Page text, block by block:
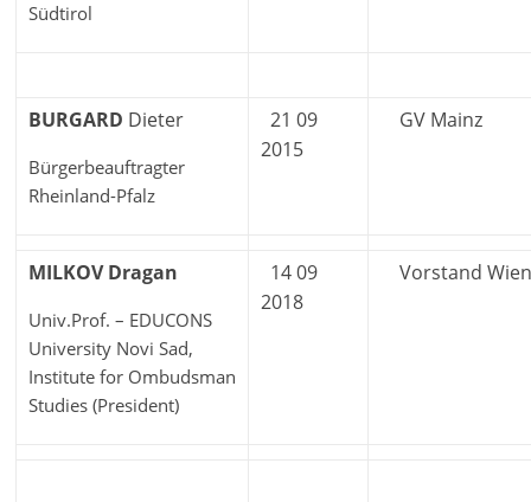
Südtirol
BURGARD Dieter
Bürgerbeauftragter
Rheinland-Pfalz
21 09
2015
GV Mainz
MILKOV Dragan
Univ.Prof. – EDUCONS
University Novi Sad,
Institute for Ombudsman
Studies (President)
14 09
2018
Vorstand